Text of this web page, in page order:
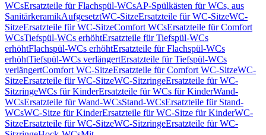
WCsErsatzteile für Flachspül-WCsAP-Spülkästen für WCs, aus
SanitärkeramikAufgesetztWC-SitzeErsatzteile für WC-SitzeWC-
SitzeErsatzteile für WC-SitzeComfort WCsErsatzteile für Comfort
WCsTiefspül-WCs erhöhtErsatzteile für Tiefspül-WCs
erhöhtFlachspül-WCs erhöhtErsatzteile für Flachspül-WCs
erhöhtTiefspül-WCs verlängertErsatzteile für Tiefspül-WCs
verlängertComfort WC-SitzeErsatzteile für Comfort WC-SitzeWC-
SitzeErsatzteile für WC-SitzeWC-SitzringeErsatzteile für WC-
SitzringeWCs für KinderErsatzteile für WCs für KinderWand-
WCsErsatzteile für Wand-WCsStand-WCsErsatzteile für Stand-
WCsWC-Sitze für KinderErsatzteile für WC-Sitze für KinderWC-
SitzeErsatzteile für WC-SitzeWC-SitzringeErsatzteile für WC-